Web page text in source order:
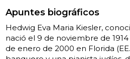
Apuntes biográficos
Hedwig Eva Maria Kiesler,
nació el 9 de noviembre de
de enero de 2000 en Florida